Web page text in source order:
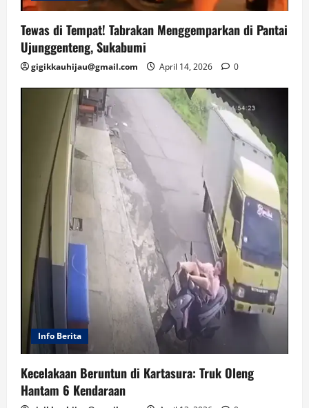
Tewas di Tempat! Tabrakan Menggemparkan di Pantai
Ujunggenteng, Sukabumi
gigikkauhijau@gmail.com April 14, 2026 0
Info Berita
Kecelakaan Beruntun di Kartasura: Truk Oleng
Hantam 6 Kendaraan